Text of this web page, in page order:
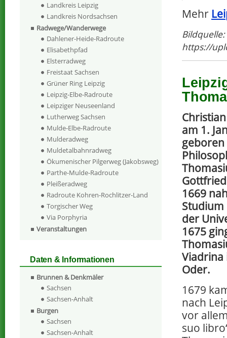
Mehr
Bildquelle:
https://
am 1.
geboren
1669
Studium
der
1675
Viadrina
Oder.
1679
nach
vor
suo
Landkreis Leipzig
Landkreis Nordsachsen
Radwege/Wanderwege
Dahlener-Heide-Radroute
Elisabethpfad
Elsterradweg
Freistaat Sachsen
Grüner Ring Leipzig
Leipzig-Elbe-Radroute
Leipziger Neuseenland
Lutherweg Sachsen
Mulde-Elbe-Radroute
Mulderadweg
Muldetalbahnradweg
Ökumenischer Pilgerweg (Jakobsweg)
Parthe-Mulde-Radroute
Pleißeradweg
Radroute Kohren-Rochlitzer-Land
Torgischer Weg
Via Porphyria
Veranstaltungen
Daten & Informationen
Brunnen & Denkmäler
Sachsen
Sachsen-Anhalt
Burgen
Sachsen
Sachsen-Anhalt